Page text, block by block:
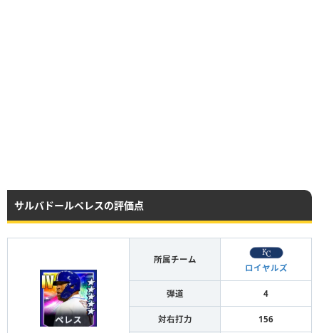
サルバドールペレスの評価点
所属チーム
ロイヤルズ
弾道 4
対右打力 156